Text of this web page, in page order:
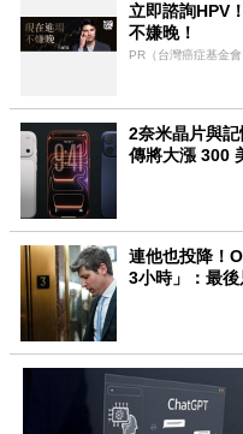
立即諮詢HPV
不嫌晚！
PR（台灣癌症基金會
2奈米晶片與
傳將大漲 300
連他也投降！
3小時」：最